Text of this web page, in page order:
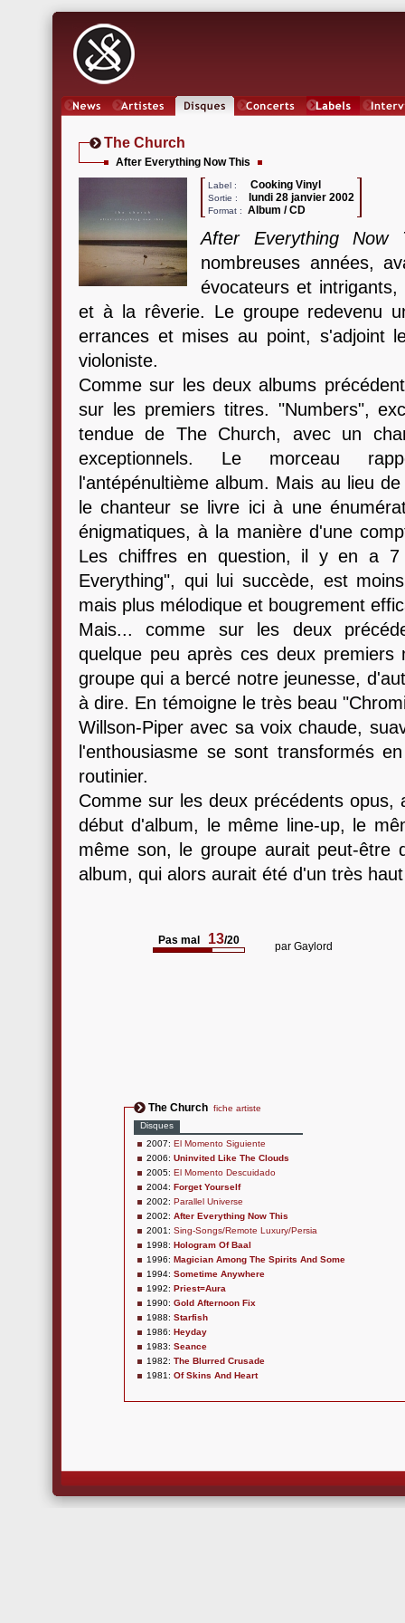
The Church
After Everything Now This
Label : Cooking Vinyl
Sortie : lundi 28 janvier 2002
Format : Album / CD
After Everything Now
nombreuses années,
évocateurs et
et à la rêverie. Le groupe redevenu
errances et mises au point, s'adjoint
violoniste.
Comme sur les deux albums
sur les premiers titres. "Numbers",
tendue de The Church, avec un
exceptionnels. Le morceau
l'antépénultième album. Mais au lieu
le chanteur se livre ici à une
énigmatiques, à la manière d'une
Les chiffres en question, il y en a
Everything", qui lui succède, est
mais plus mélodique et bougrement
Mais... comme sur les deux
quelque peu après ces deux
groupe qui a bercé notre jeunesse,
à dire. En témoigne le très beau
Willson-Piper avec sa voix chaude,
l'enthousiasme se sont transformés
routinier.
Comme sur les deux précédents
début d'album, le même line-up, le
même son, le groupe aurait peut-être
album, qui alors aurait été d'un très
Pas mal 13/20 par Gaylord
The Church fiche artiste
Disques
2007: El Momento Siguiente
2006: Uninvited Like The Clouds
2005: El Momento Descuidado
2004: Forget Yourself
2002: Parallel Universe
2002: After Everything Now This
2001: Sing-Songs/Remote Luxury/Persia
1998: Hologram Of Baal
1996: Magician Among The Spirits And Some
1994: Sometime Anywhere
1992: Priest=Aura
1990: Gold Afternoon Fix
1988: Starfish
1986: Heyday
1983: Seance
1982: The Blurred Crusade
1981: Of Skins And Heart